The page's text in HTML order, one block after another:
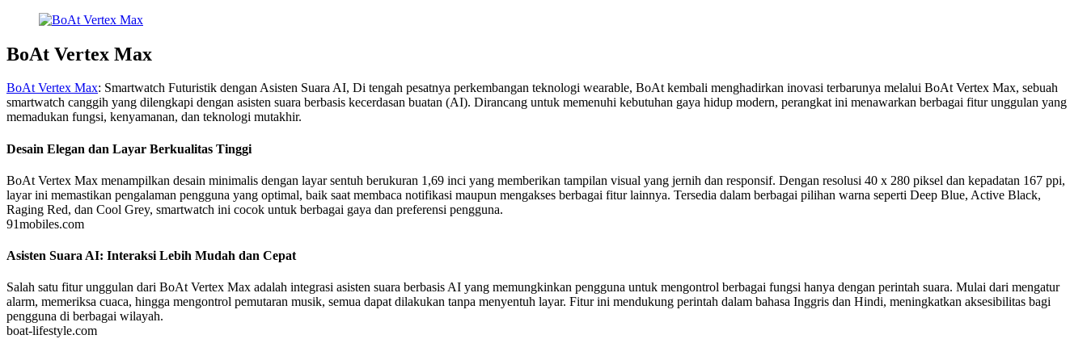
BoAt Vertex Max
BoAt Vertex Max: Smartwatch Futuristik dengan Asisten Suara AI, Di tengah pesatnya perkembangan teknologi wearable, BoAt kembali menghadirkan inovasi terbarunya melalui BoAt Vertex Max, sebuah
smartwatch canggih yang dilengkapi dengan asisten suara berbasis kecerdasan buatan (AI). Dirancang untuk memenuhi kebutuhan gaya hidup modern, perangkat ini menawarkan berbagai fitur unggulan yang
memadukan fungsi, kenyamanan, dan teknologi mutakhir.
Desain Elegan dan Layar Berkualitas Tinggi
BoAt Vertex Max menampilkan desain minimalis dengan layar sentuh berukuran 1,69 inci yang memberikan tampilan visual yang jernih dan responsif. Dengan resolusi 40 x 280 piksel dan kepadatan 167 ppi,
layar ini memastikan pengalaman pengguna yang optimal, baik saat membaca notifikasi maupun mengakses berbagai fitur lainnya. Tersedia dalam berbagai pilihan warna seperti Deep Blue, Active Black,
Raging Red, dan Cool Grey, smartwatch ini cocok untuk berbagai gaya dan preferensi pengguna.
91mobiles.com
Asisten Suara AI: Interaksi Lebih Mudah dan Cepat
Salah satu fitur unggulan dari BoAt Vertex Max adalah integrasi asisten suara berbasis AI yang memungkinkan pengguna untuk mengontrol berbagai fungsi hanya dengan perintah suara. Mulai dari mengatur
alarm, memeriksa cuaca, hingga mengontrol pemutaran musik, semua dapat dilakukan tanpa menyentuh layar. Fitur ini mendukung perintah dalam bahasa Inggris dan Hindi, meningkatkan aksesibilitas bagi
pengguna di berbagai wilayah.
boat-lifestyle.com